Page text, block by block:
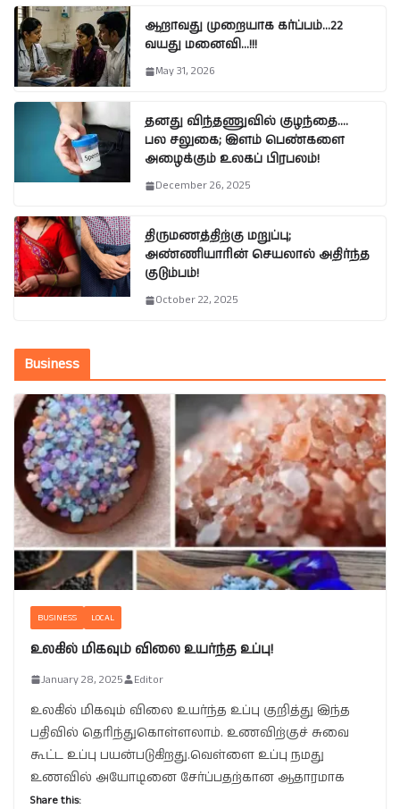
ஆறாவது முறையாக கர்ப்பம்…22
வயது மனைவி…!!!
May 31, 2026
தனது விந்தணுவில் குழந்தை….
பல சலுகை; இளம் பெண்களை
அழைக்கும் உலகப் பிரபலம்!
December 26, 2025
திருமணத்திற்கு மறுப்பு;
அண்ணியாரின் செயலால் அதிர்ந்த
குடும்பம்!
October 22, 2025
Business
BUSINESS LOCAL
உலகில் மிகவும் விலை உயர்ந்த உப்பு!
January 28, 2025 Editor
உலகில் மிகவும் விலை உயர்ந்த உப்பு குறித்து இந்த
பதிவில் தெரிந்துகொள்ளலாம். உணவிற்குச் சுவை
கூட்ட உப்பு பயன்படுகிறது.வெள்ளை உப்பு நமது
உணவில் அயோடினை சேர்ப்பதற்கான ஆதாரமாக
Share this: